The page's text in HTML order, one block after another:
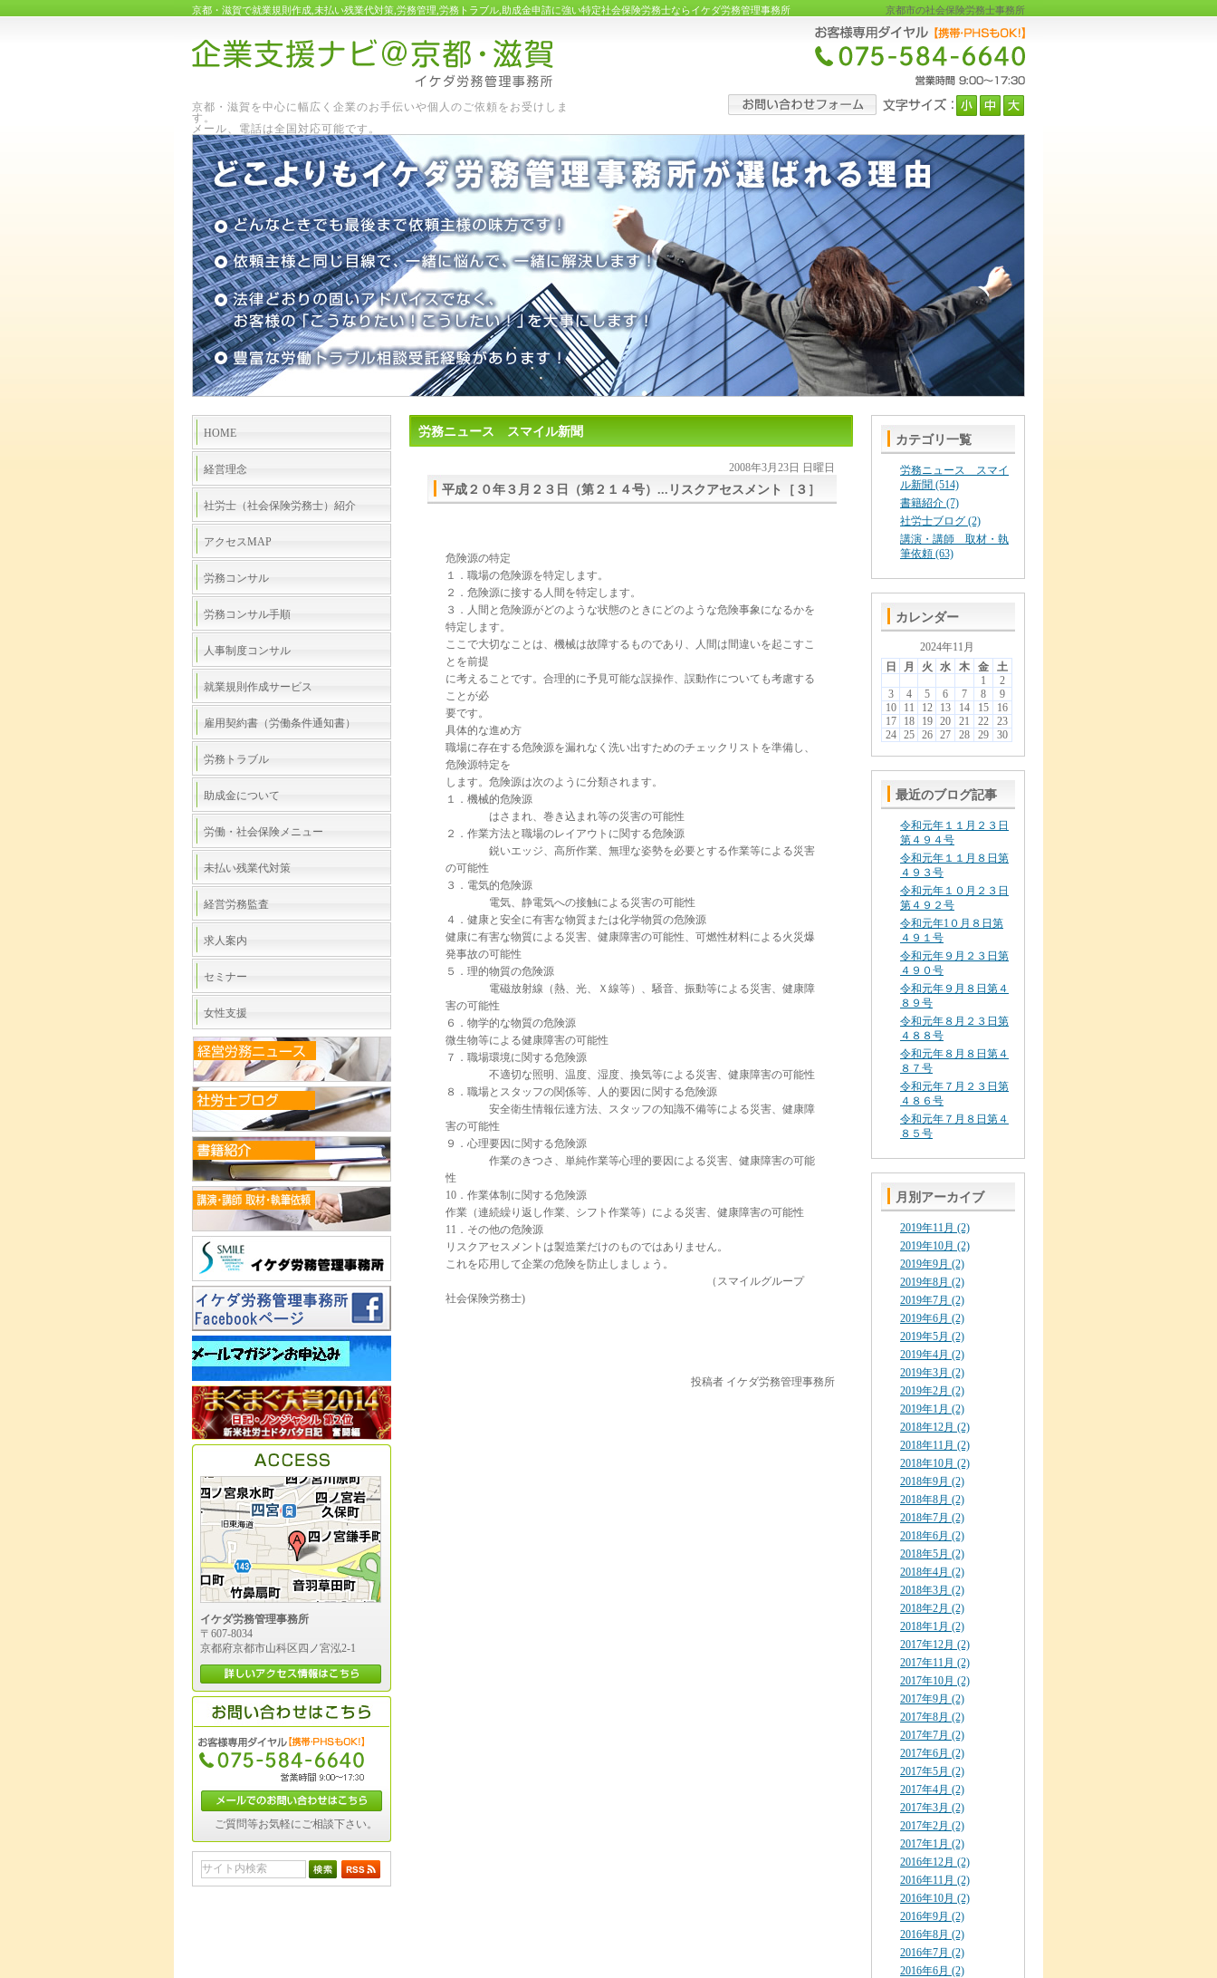
京都・滋賀で就業規則作成,未払い残業代対策,労務管理,労務トラブル,助成金申請に強い特定社会保険労務士ならイケダ労務管理事務所 京都市の社会保険労務士事務所
京都・滋賀を中心に幅広く企業のお手伝いや個人のご依頼をお受けしま
す。
メール、電話は全国対応可能です。
労務ニュース スマイル新聞
2008年3月23日 日曜日
平成２０年３月２３日（第２１４号）...リスクアセスメント［３］
危険源の特定
１．職場の危険源を特定します。
２．危険源に接する人間を特定します。
３．人間と危険源がどのような状態のときにどのような危険事象になるかを
特定します。
ここで大切なことは、機械は故障するものであり、人間は間違いを起こすこ
とを前提
に考えることです。合理的に予見可能な誤操作、誤動作についても考慮する
ことが必
要です。
具体的な進め方
職場に存在する危険源を漏れなく洗い出すためのチェックリストを準備し、
危険源特定を
します。危険源は次のように分類されます。
１．機械的危険源
はさまれ、巻き込まれ等の災害の可能性
２．作業方法と職場のレイアウトに関する危険源
鋭いエッジ、高所作業、無理な姿勢を必要とする作業等による災害
の可能性
３．電気的危険源
電気、静電気への接触による災害の可能性
４．健康と安全に有害な物質または化学物質の危険源
健康に有害な物質による災害、健康障害の可能性、可燃性材料による火災爆
発事故の可能性
５．理的物質の危険源
電磁放射線（熱、光、Ｘ線等）、騒音、振動等による災害、健康障
害の可能性
６．物学的な物質の危険源
微生物等による健康障害の可能性
７．職場環境に関する危険源
不適切な照明、温度、湿度、換気等による災害、健康障害の可能性
８．職場とスタッフの関係等、人的要因に関する危険源
安全衛生情報伝達方法、スタッフの知識不備等による災害、健康障
害の可能性
９．心理要因に関する危険源
作業のきつさ、単純作業等心理的要因による災害、健康障害の可能
性
10．作業体制に関する危険源
作業（連続繰り返し作業、シフト作業等）による災害、健康障害の可能性
11．その他の危険源
リスクアセスメントは製造業だけのものではありません。
これを応用して企業の危険を防止しましょう。
（スマイルグループ
社会保険労務士)
投稿者 イケダ労務管理事務所
カテゴリ一覧
労務ニュース スマイ
ル新聞 (514)
書籍紹介 (7)
社労士ブログ (2)
講演・講師 取材・執
筆依頼 (63)
カレンダー
2024年11月
日
月 火 水 木 金
土
1
2
3
4 5 6 7 8
9
10
11 12 13 14 15
16
17
18 19 20 21 22
23
24
25 26 27 28 29 30
最近のブログ記事
令和元年１１月２３日
第４９４号
令和元年１１月８日第
４９３号
令和元年１０月２３日
第４９２号
令和元年1０月８日第
４９１号
令和元年９月２３日第
４９０号
令和元年９月８日第４
８９号
令和元年８月２３日第
４８８号
令和元年８月８日第４
８７号
令和元年７月２３日第
４８６号
令和元年７月８日第４
８５号
月別アーカイブ
2019年11月 (2)
2019年10月 (2)
2019年9月 (2)
2019年8月 (2)
2019年7月 (2)
2019年6月 (2)
2019年5月 (2)
2019年4月 (2)
2019年3月 (2)
2019年2月 (2)
2019年1月 (2)
2018年12月 (2)
2018年11月 (2)
2018年10月 (2)
2018年9月 (2)
2018年8月 (2)
2018年7月 (2)
2018年6月 (2)
2018年5月 (2)
2018年4月 (2)
2018年3月 (2)
2018年2月 (2)
2018年1月 (2)
2017年12月 (2)
2017年11月 (2)
2017年10月 (2)
2017年9月 (2)
2017年8月 (2)
2017年7月 (2)
2017年6月 (2)
2017年5月 (2)
2017年4月 (2)
2017年3月 (2)
2017年2月 (2)
2017年1月 (2)
2016年12月 (2)
2016年11月 (2)
2016年10月 (2)
2016年9月 (2)
2016年8月 (2)
2016年7月 (2)
2016年6月 (2)
HOME
経営理念
社労士（社会保険労務士）紹介
アクセスMAP
労務コンサル
労務コンサル手順
人事制度コンサル
就業規則作成サービス
雇用契約書（労働条件通知書）
労務トラブル
助成金について
労働・社会保険メニュー
未払い残業代対策
経営労務監査
求人案内
セミナー
女性支援
イケダ労務管理事務所
〒607-8034
京都府京都市山科区四ノ宮泓2-1
ご質問等お気軽にご相談下さい。